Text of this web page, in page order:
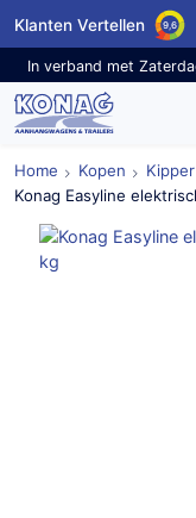
Klanten Vertellen 9,6
In verband met
Home Kopen
Kipper
Konag Easyline